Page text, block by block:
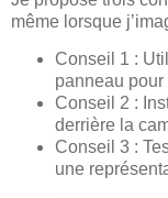
même lorsque
Conseil 1 :
panneau pour
Conseil 2 :
derrière la
Conseil 3 :
une